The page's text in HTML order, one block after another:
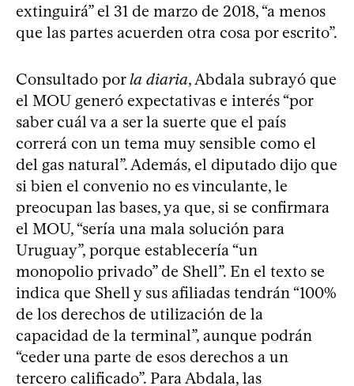
extinguirá” el 31 de marzo de 2018, “a menos
que las partes acuerden otra cosa por escrito”.
Consultado porla diaria, Abdala subrayó que
el MOU generó expectativas e interés “por
saber cuál va a ser la suerte que el país
correrá con un tema muy sensible como el
del gas natural”. Además, el diputado dijo que
si bien el convenio no es vinculante, le
preocupan las bases, ya que, si se confirmara
el MOU, “sería una mala solución para
Uruguay”, porque establecería “un
monopolio privado” de Shell”. En el texto se
indica que Shell y sus afiliadas tendrán “100%
de los derechos de utilización de la
capacidad de la terminal”, aunque podrán
“ceder una parte de esos derechos a un
tercero calificado”. Para Abdala, las